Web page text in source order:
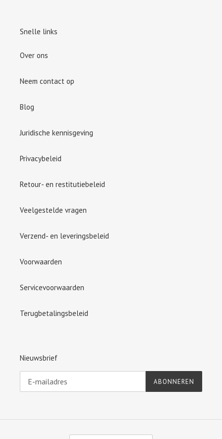
Snelle links
Over ons
Neem contact op
Blog
Juridische kennisgeving
Privacybeleid
Retour- en restitutiebeleid
Veelgestelde vragen
Verzend- en leveringsbeleid
Voorwaarden
Servicevoorwaarden
Terugbetalingsbeleid
Nieuwsbrief
ABONNEREN